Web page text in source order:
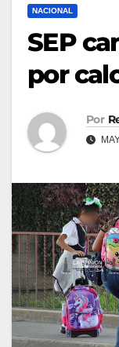
NACIONAL
SEP
por
Por